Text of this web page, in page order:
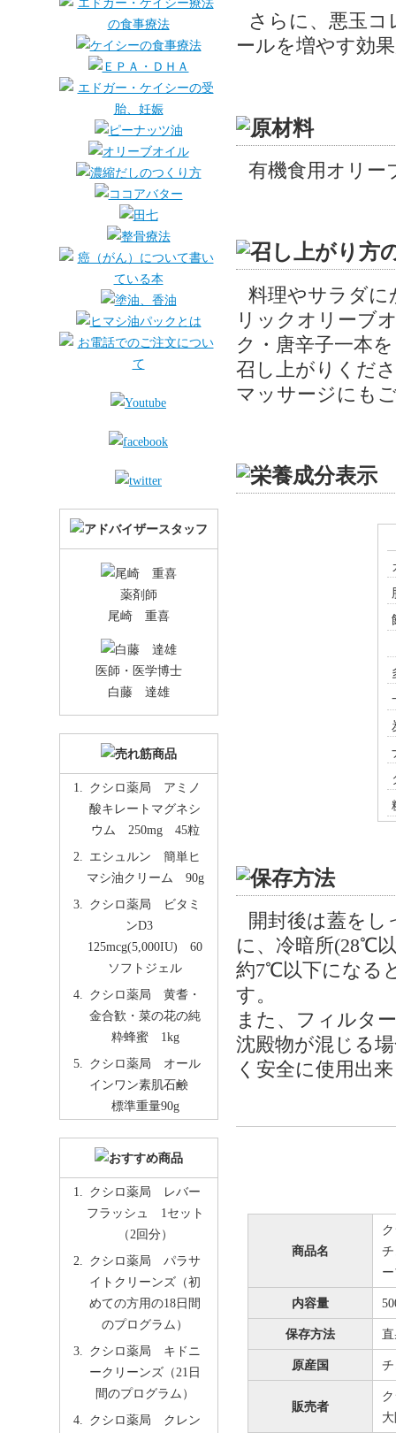
さらに、悪玉
ールを増やす効
有機食用オリー
料理やサラダに
リックオリーブ
ク・唐辛子一本
召し上がりくだ
マッサージにも
開封後は蓋を
に、冷暗所(28℃
約7℃以下になる
す。
また、フィルタ
沈殿物が混じる
く安全に使用出
商品名
内容量
保存方法
原産国
販売者
薬剤師
尾崎 重喜
医師・医学博士
白藤 達雄
クシロ薬局 アミノ
酸キレートマグネシ
ウム 250mg 45粒
エシュルン 簡単ヒ
マシ油クリーム 90g
クシロ薬局 ビタミ
ンD3
125mcg(5,000IU) 60
ソフトジェル
クシロ薬局 黄耆・
金合歓・菜の花の純
粋蜂蜜 1kg
クシロ薬局 オール
インワン素肌石鹸
標準重量90g
クシロ薬局 レバー
フラッシュ 1セット
（2回分）
クシロ薬局 パラサ
イトクリーンズ（初
めての方用の18日間
のプログラム）
クシロ薬局 キドニ
ークリーンズ（21日
間のプログラム）
クシロ薬局 クレン